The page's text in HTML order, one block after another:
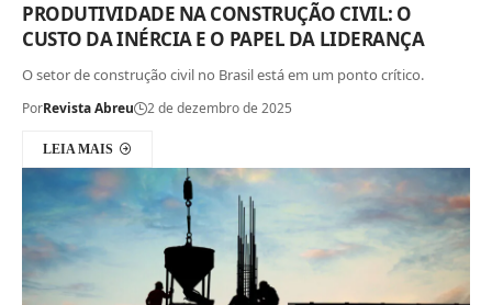
PRODUTIVIDADE NA CONSTRUÇÃO CIVIL: O
CUSTO DA INÉRCIA E O PAPEL DA LIDERANÇA
O setor de construção civil no Brasil está em um ponto crítico.
PorRevista Abreu 2 de dezembro de 2025
LEIA MAIS